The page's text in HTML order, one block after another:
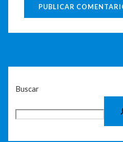
Buscar